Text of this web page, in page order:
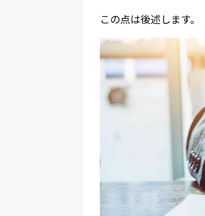
この点は後述します。